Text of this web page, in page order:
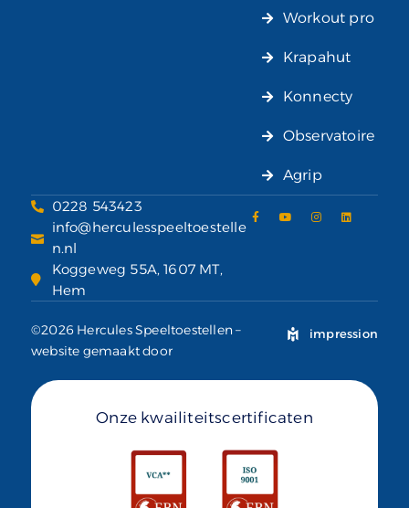
Workout pro
Krapahut
Konnecty
Observatoire
Agrip
0228 543423
info@herculesspeeltoestelle
n.nl
Koggeweg 55A, 1607 MT,
Hem
©2026 Hercules Speeltoestellen –
website gemaakt door
impression
Onze kwailiteitscertificaten